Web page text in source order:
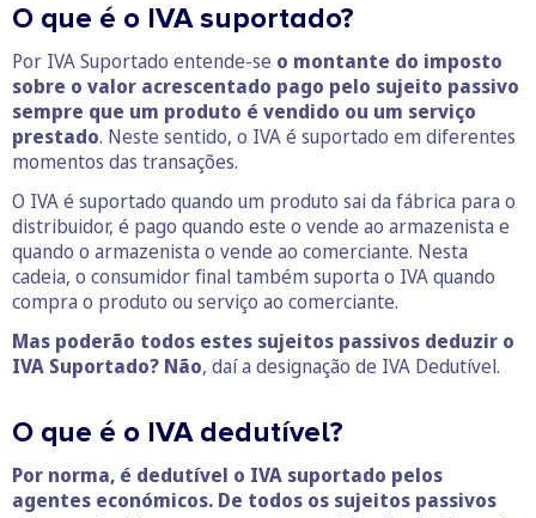
O que é o IVA suportado?
Por IVA Suportado entende-se o montante do imposto
sobre o valor acrescentado pago pelo sujeito passivo
sempre que um produto é vendido ou um serviço
prestado. Neste sentido, o IVA é suportado em diferentes
momentos das transações.
O IVA é suportado quando um produto sai da fábrica para o
distribuidor, é pago quando este o vende ao armazenista e
quando o armazenista o vende ao comerciante. Nesta
cadeia, o consumidor final também suporta o IVA quando
compra o produto ou serviço ao comerciante.
Mas poderão todos estes sujeitos passivos deduzir o
IVA Suportado? Não, daí a designação de IVA Dedutível.
O que é o IVA dedutível?
Por norma, é dedutível o IVA suportado pelos
agentes económicos. De todos os sujeitos passivos